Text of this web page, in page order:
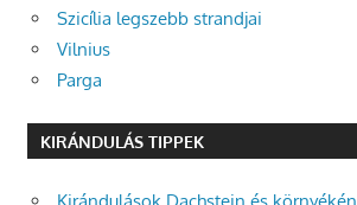
Szicília legszebb strandjai
Vilnius
Parga
KIRÁNDULÁS TIPPEK
Kirándulások Dachstein és környékén